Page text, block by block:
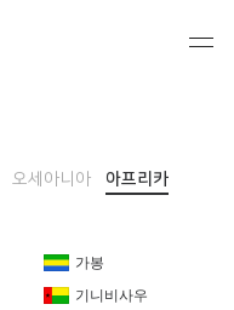
오세아니아
아프리카
가봉
기니비사우